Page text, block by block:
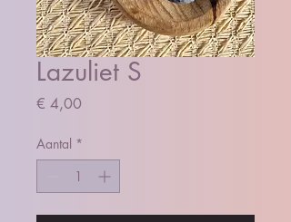
Lazuliet S
€ 4,00
Aantal *